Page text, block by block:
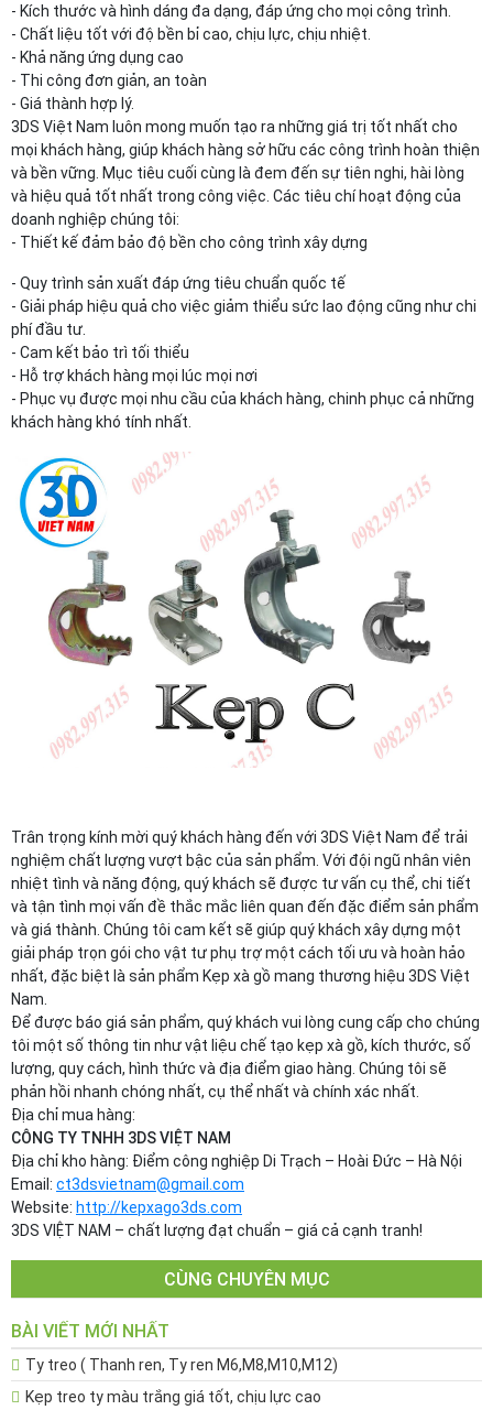
- Kích thước và hình dáng đa dạng, đáp ứng cho mọi công trình.
- Chất liệu tốt với độ bền bỉ cao, chịu lực, chịu nhiệt.
- Khả năng ứng dụng cao
- Thi công đơn giản, an toàn
- Giá thành hợp lý.
3DS Việt Nam luôn mong muốn tạo ra những giá trị tốt nhất cho
mọi khách hàng, giúp khách hàng sở hữu các công trình hoàn thiện
và bền vững. Mục tiêu cuối cùng là đem đến sự tiên nghi, hài lòng
và hiệu quả tốt nhất trong công việc. Các tiêu chí hoạt động của
doanh nghiệp chúng tôi:
- Thiết kế đảm bảo độ bền cho công trình xây dựng
- Quy trình sản xuất đáp ứng tiêu chuẩn quốc tế
- Giải pháp hiệu quả cho việc giảm thiểu sức lao động cũng như chi
phí đầu tư.
- Cam kết bảo trì tối thiểu
- Hỗ trợ khách hàng mọi lúc mọi nơi
- Phục vụ được mọi nhu cầu của khách hàng, chinh phục cả những
khách hàng khó tính nhất.
Trân trọng kính mời quý khách hàng đến với 3DS Việt Nam để trải
nghiệm chất lượng vượt bậc của sản phẩm. Với đội ngũ nhân viên
nhiệt tình và năng động, quý khách sẽ được tư vấn cụ thể, chi tiết
và tận tình mọi vấn đề thắc mắc liên quan đến đặc điểm sản phẩm
và giá thành. Chúng tôi cam kết sẽ giúp quý khách xây dựng một
giải pháp trọn gói cho vật tư phụ trợ một cách tối ưu và hoàn hảo
nhất, đặc biệt là sản phẩm Kẹp xà gồ mang thương hiệu 3DS Việt
Nam.
Để được báo giá sản phẩm, quý khách vui lòng cung cấp cho chúng
tôi một số thông tin như vật liệu chế tạo kẹp xà gồ, kích thước, số
lượng, quy cách, hình thức và địa điểm giao hàng. Chúng tôi sẽ
phản hồi nhanh chóng nhất, cụ thể nhất và chính xác nhất.
Địa chỉ mua hàng:
CÔNG TY TNHH 3DS VIỆT NAM
Địa chỉ kho hàng: Điểm công nghiệp Di Trạch – Hoài Đức – Hà Nội
Email: ct3dsvietnam@gmail.com
Website: http://kepxago3ds.com
3DS VIỆT NAM – chất lượng đạt chuẩn – giá cả cạnh tranh!
CÙNG CHUYÊN MỤC
BÀI VIẾT MỚI NHẤT
Ty treo ( Thanh ren, Ty ren M6,M8,M10,M12)
Kẹp treo ty màu trắng giá tốt, chịu lực cao